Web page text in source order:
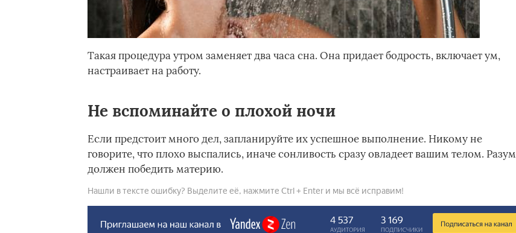
Такая процедура утром заменяет два часа сна. Она придает бодрость, включает ум,
настраивает на работу.
Не вспоминайте о плохой ночи
Если предстоит много дел, запланируйте их успешное выполнение. Никому не
говорите, что плохо выспались, иначе сонливость сразу овладеет вашим телом. Разум
должен победить материю.
Нашли в тексте ошибку? Выделите её, нажмите Ctrl + Enter и мы всё исправим!